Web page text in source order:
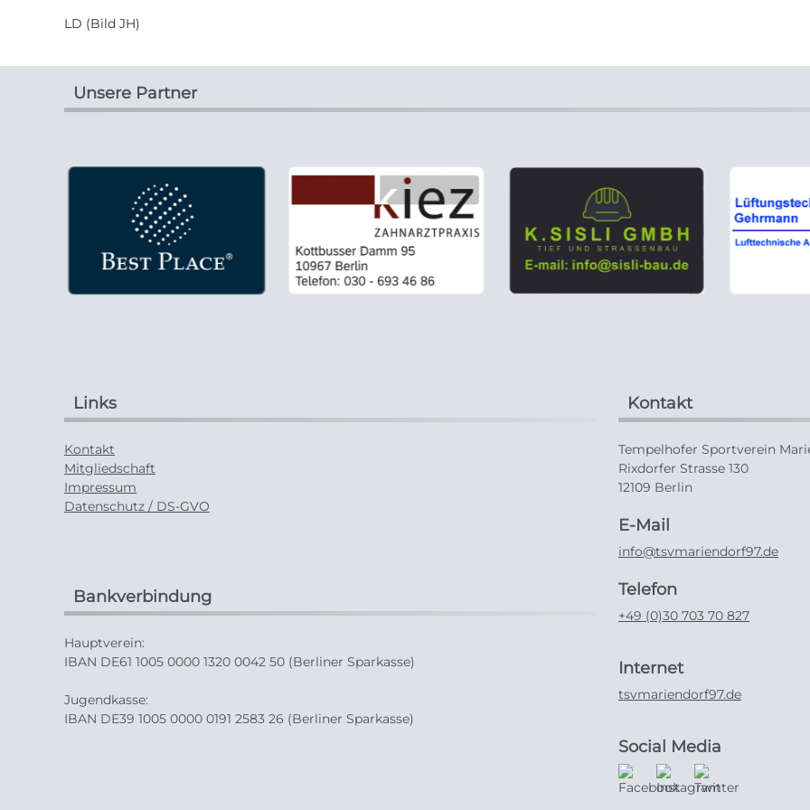
LD (Bild JH)
Unsere Partner
Links
Kontakt
Mitgliedschaft
Impressum
Datenschutz / DS-GVO
Bankverbindung
Hauptverein:
IBAN DE61 1005 0000 1320 0042 50 (Berliner Sparkasse)
Jugendkasse:
IBAN DE39 1005 0000 0191 2583 26 (Berliner Sparkasse)
Kontakt
Tempelhofer Sportverein
Rixdorfer Strasse 130
12109 Berlin
E-Mail
info@tsvmariendorf97.de
Telefon
+49 (0)30 703 70 827
Internet
tsvmariendorf97.de
Social Media